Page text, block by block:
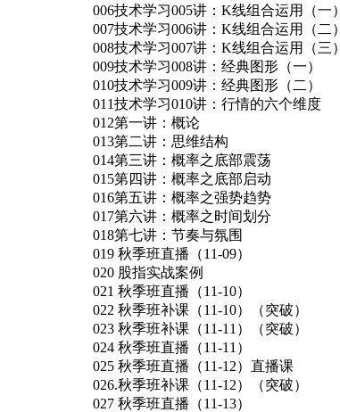
006技术学习005讲：K线组合运用（一）
007技术学习006讲：K线组合运用（二）
008技术学习007讲：K线组合运用（三）
009技术学习008讲：经典图形（一）
010技术学习009讲：经典图形（二）
011技术学习010讲：行情的六个维度
012第一讲：概论
013第二讲：思维结构
014第三讲：概率之底部震荡
015第四讲：概率之底部启动
016第五讲：概率之强势趋势
017第六讲：概率之时间划分
018第七讲：节奏与氛围
019 秋季班直播（11-09）
020 股指实战案例
021 秋季班直播（11-10）
022 秋季班补课（11-10）（突破）
023 秋季班补课（11-11）（突破）
024 秋季班直播（11-11）
025 秋季班直播（11-12）直播课
026.秋季班补课（11-12）（突破）
027 秋季班直播（11-13）